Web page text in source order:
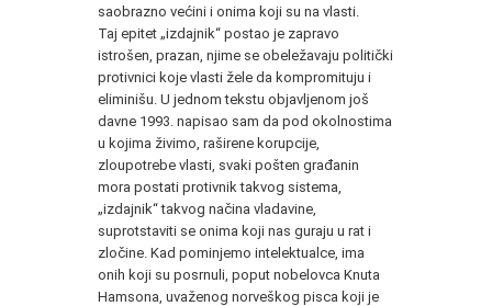
saobrazno većini i onima koji su na vlasti.
Taj epitet „izdajnik“ postao je zapravo
istrošen, prazan, njime se obeležavaju politički
protivnici koje vlasti žele da kompromituju i
eliminišu. U jednom tekstu objavljenom još
davne 1993. napisao sam da pod okolnostima
u kojima živimo, raširene korupcije,
zloupotrebe vlasti, svaki pošten građanin
mora postati protivnik takvog sistema,
„izdajnik“ takvog načina vladavine,
suprotstaviti se onima koji nas guraju u rat i
zločine. Kad pominjemo intelektualce, ima
onih koji su posrnuli, poput nobelovca Knuta
Hamsona, uvaženog norveškog pisca koji je